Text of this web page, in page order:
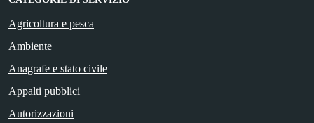
Agricoltura e pesca
Ambiente
Anagrafe e stato civile
Appalti pubblici
Autorizzazioni